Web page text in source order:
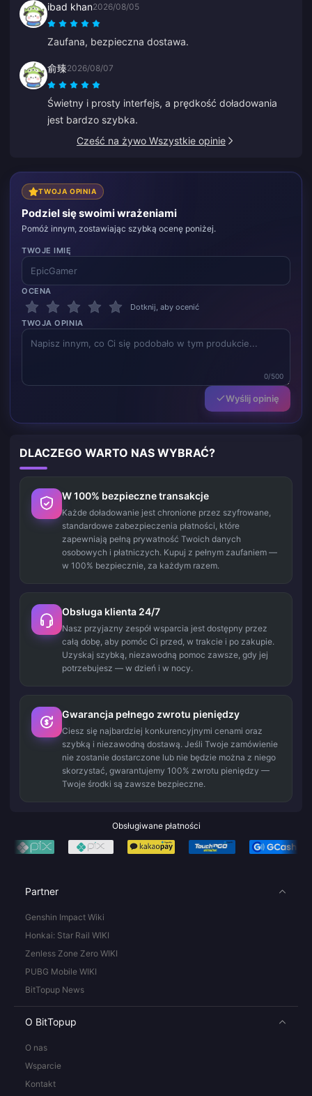
ibad khan2026/08/05
Zaufana, bezpieczna dostawa.
俞臻2026/08/07
Świetny i prosty interfejs, a prędkość doładowania
jest bardzo szybka.
Cześć na żywo Wszystkie opinie
TWOJA OPINIA
Podziel się swoimi wrażeniami
Pomóż innym, zostawiając szybką ocenę poniżej.
TWOJE IMIĘ
OCENA
Dotknij, aby ocenić
TWOJA OPINIA
0/500
Wyślij opinię
DLACZEGO WARTO NAS WYBRAĆ?
W 100% bezpieczne transakcje
Każde doładowanie jest chronione przez szyfrowane,
standardowe zabezpieczenia płatności, które
zapewniają pełną prywatność Twoich danych
osobowych i płatniczych. Kupuj z pełnym zaufaniem —
w 100% bezpiecznie, za każdym razem.
Obsługa klienta 24/7
Nasz przyjazny zespół wsparcia jest dostępny przez
całą dobę, aby pomóc Ci przed, w trakcie i po zakupie.
Uzyskaj szybką, niezawodną pomoc zawsze, gdy jej
potrzebujesz — w dzień i w nocy.
Gwarancja pełnego zwrotu pieniędzy
Ciesz się najbardziej konkurencyjnymi cenami oraz
szybką i niezawodną dostawą. Jeśli Twoje zamówienie
nie zostanie dostarczone lub nie będzie można z niego
skorzystać, gwarantujemy 100% zwrotu pieniędzy —
Twoje środki są zawsze bezpieczne.
Obsługiwane płatności
Partner
Genshin Impact Wiki
Honkai: Star Rail WIKI
Zenless Zone Zero WIKI
PUBG Mobile WIKI
BitTopup News
O BitTopup
O nas
Wsparcie
Kontakt